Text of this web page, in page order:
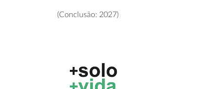
(Conclusão: 2027)